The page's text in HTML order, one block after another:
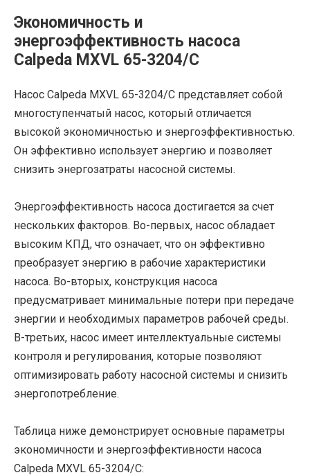
Экономичность и
энергоэффективность насоса
Calpeda MXVL 65-3204/C
Насос Calpeda MXVL 65-3204/C представляет собой
многоступенчатый насос, который отличается
высокой экономичностью и энергоэффективностью.
Он эффективно использует энергию и позволяет
снизить энергозатраты насосной системы.
Энергоэффективность насоса достигается за счет
нескольких факторов. Во-первых, насос обладает
высоким КПД, что означает, что он эффективно
преобразует энергию в рабочие характеристики
насоса. Во-вторых, конструкция насоса
предусматривает минимальные потери при передаче
энергии и необходимых параметров рабочей среды.
В-третьих, насос имеет интеллектуальные системы
контроля и регулирования, которые позволяют
оптимизировать работу насосной системы и снизить
энергопотребление.
Таблица ниже демонстрирует основные параметры
экономичности и энергоэффективности насоса
Calpeda MXVL 65-3204/C: